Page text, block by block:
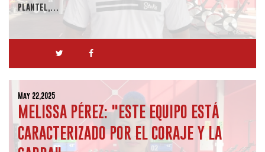
plantel,…
May 22,2025
MELISSA PÉREZ: "ESTE EQUIPO ESTÁ
CARACTERIZADO POR EL CORAJE Y LA